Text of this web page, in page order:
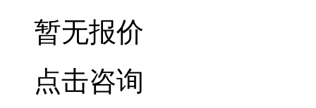
暂无报价
点击咨询